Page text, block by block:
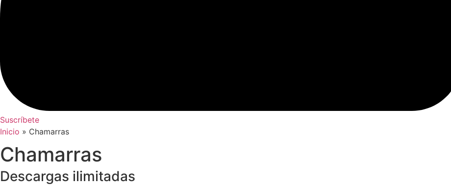
Suscríbete
Inicio » Chamarras
Chamarras
Descargas ilimitadas